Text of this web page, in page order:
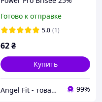
Готово к отправке
5.0 (1)
62₴
Купить
Angel Fit - товари для здоров'я, спорту та активного життя 99%